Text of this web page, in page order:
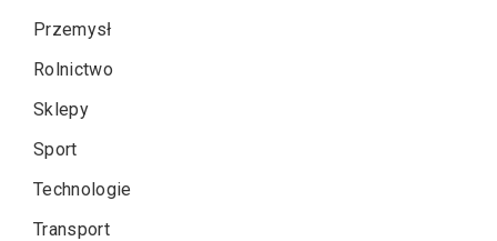
Przemysł
Rolnictwo
Sklepy
Sport
Technologie
Transport